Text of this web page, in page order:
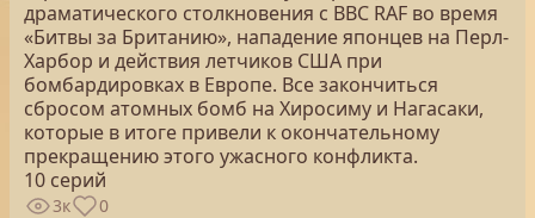
драматического столкновения с ВВС RAF во время
«Битвы за Британию», нападение японцев на Перл-
Харбор и действия летчиков США при
бомбардировках в Европе. Все закончиться
сбросом атомных бомб на Хиросиму и Нагасаки,
которые в итоге привели к окончательному
прекращению этого ужасного конфликта.
10 серий
3к 0